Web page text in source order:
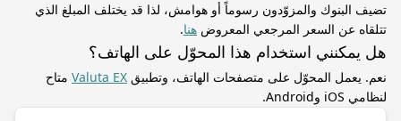
تضيف البنوك والمزوّدون رسوماً أو هوامش، لذا قد يختلف المبلغ الذي
تتلقاه عن السعر المرجعي المعروض هنا.
هل يمكنني استخدام هذا المحوّل على الهاتف؟
نعم. يعمل المحوّل على متصفحات الهاتف، وتطبيق Valuta EX متاح
لنظامي iOS وAndroid.